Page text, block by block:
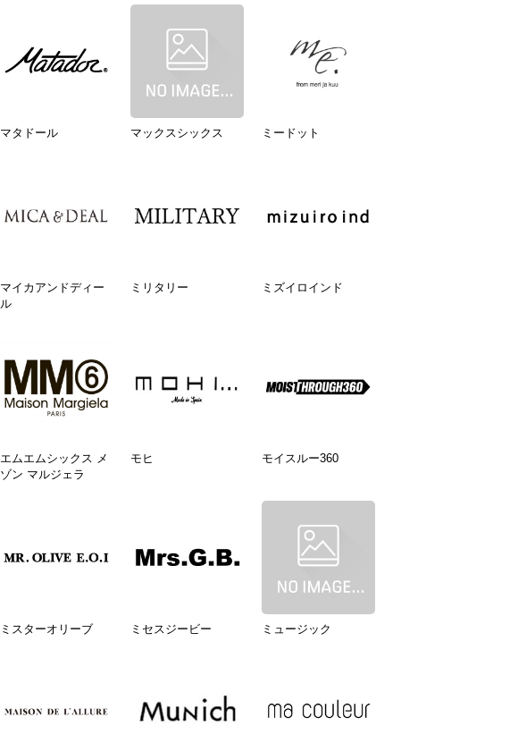
マタドール マックスシックス ミードット
マイカアンドディー
ル
ミリタリー ミズイロインド
エムエムシックス メ
ゾン マルジェラ
モヒ モイスルー360
ミスターオリーブ ミセスジービー ミュージック